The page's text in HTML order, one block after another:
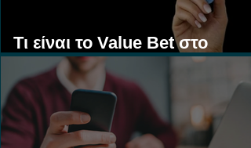
Τι είναι το Value Bet στο
Στοίχημα;